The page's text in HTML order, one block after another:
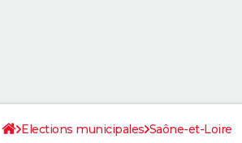
Elections municipales Saône-et-Loire